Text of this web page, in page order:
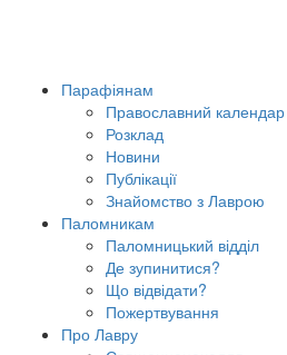
Парафіянам
Православний календар
Розклад
Новини
Публікації
Знайомство з Лаврою
Паломникам
Паломницький відділ
Де зупинитися?
Що відвідати?
Пожертвування
Про Лавру